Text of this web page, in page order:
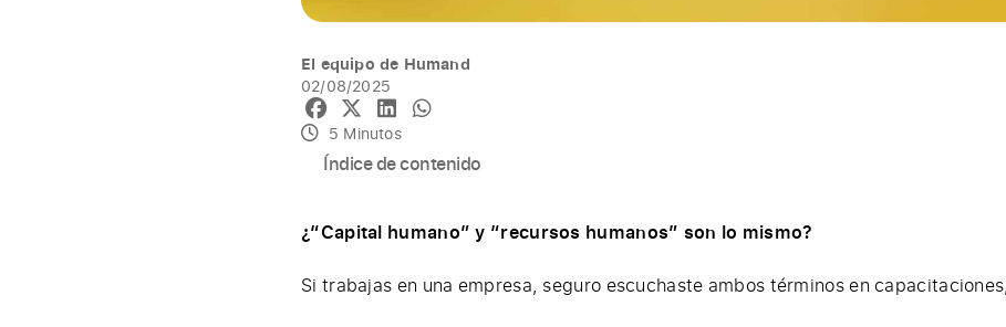
El equipo de Humand
02/08/2025
5 Minutos
Índice de contenido
¿“Capital humano” y “recursos humanos” son lo mismo?
Si trabajas en una empresa, seguro escuchaste ambos términos en